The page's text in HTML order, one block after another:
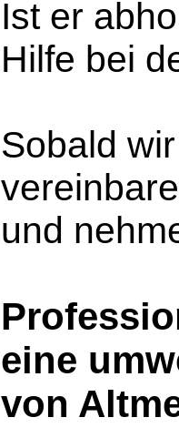
Ist er
Hilfe bei
Sobald
und
eine
von